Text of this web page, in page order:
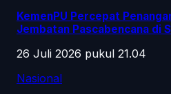
KemenPU Percepat
Jembatan Pascabencana di
26 Juli 2026 pukul 21.04
Nasional